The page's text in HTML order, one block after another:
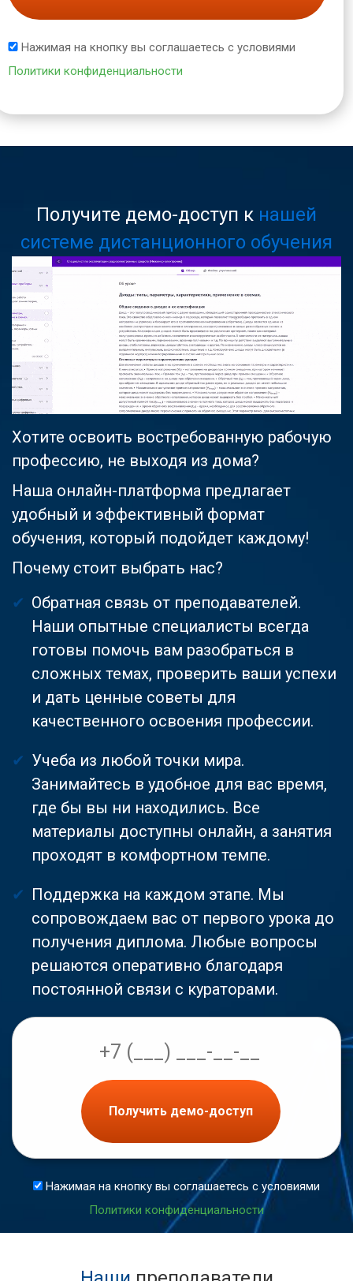
Нажимая на кнопку вы соглашаетесь с условиями
Политики конфиденциальности
Получите демо-доступ к нашей
системе дистанционного обучения
Хотите освоить востребованную рабочую
профессию, не выходя из дома?
Наша онлайн-платформа предлагает
удобный и эффективный формат
обучения, который подойдет каждому!
Почему стоит выбрать нас?
Обратная связь от преподавателей.
Наши опытные специалисты всегда
готовы помочь вам разобраться в
сложных темах, проверить ваши успехи
и дать ценные советы для
качественного освоения профессии.
Учеба из любой точки мира.
Занимайтесь в удобное для вас время,
где бы вы ни находились. Все
материалы доступны онлайн, а занятия
проходят в комфортном темпе.
Поддержка на каждом этапе. Мы
сопровождаем вас от первого урока до
получения диплома. Любые вопросы
решаются оперативно благодаря
постоянной связи с кураторами.
Получить демо-доступ
Нажимая на кнопку вы соглашаетесь с условиями
Политики конфиденциальности